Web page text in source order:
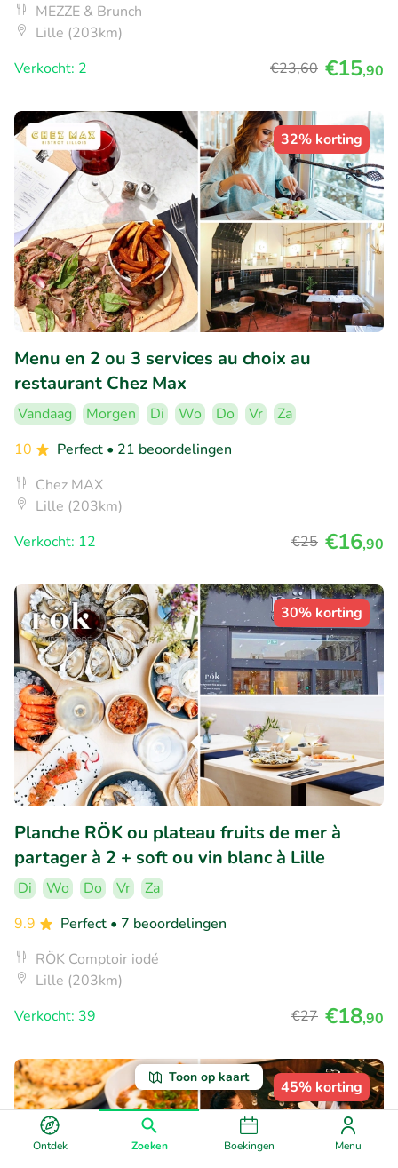
Ontdek Zoeken Boekingen Menu
Toon op kaart
MEZZE & Brunch
Lille (203km)
Verkocht: 2
€23,60 €15,90
32% korting
Menu en 2 ou 3 services au choix au
restaurant Chez Max
Vandaag Morgen Di Wo Do Vr
Za
10
Perfect • 21 beoordelingen
Chez MAX
Lille (203km)
Verkocht: 12
€25 €16,90
30% korting
Planche RÖK ou plateau fruits de mer à
partager à 2 + soft ou vin blanc à Lille
Di Wo Do Vr
Za
9.9
Perfect • 7 beoordelingen
RÖK Comptoir iodé
Lille (203km)
Verkocht: 39
€27 €18,90
45% korting